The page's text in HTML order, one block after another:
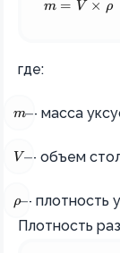
m = V × ρ
где:
m— масса
V
V— объем
\rho
ρ
— плотность
Плотность